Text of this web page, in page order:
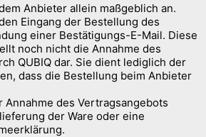
Anbieter allein maßgeblich an.
Eingang der Bestellung des
einer Bestätigungs-E-Mail. Diese
noch nicht die Annahme des
QUBIQ dar. Sie dient lediglich der
dass die Bestellung beim Anbieter
Annahme des Vertragsangebots
der Ware oder eine